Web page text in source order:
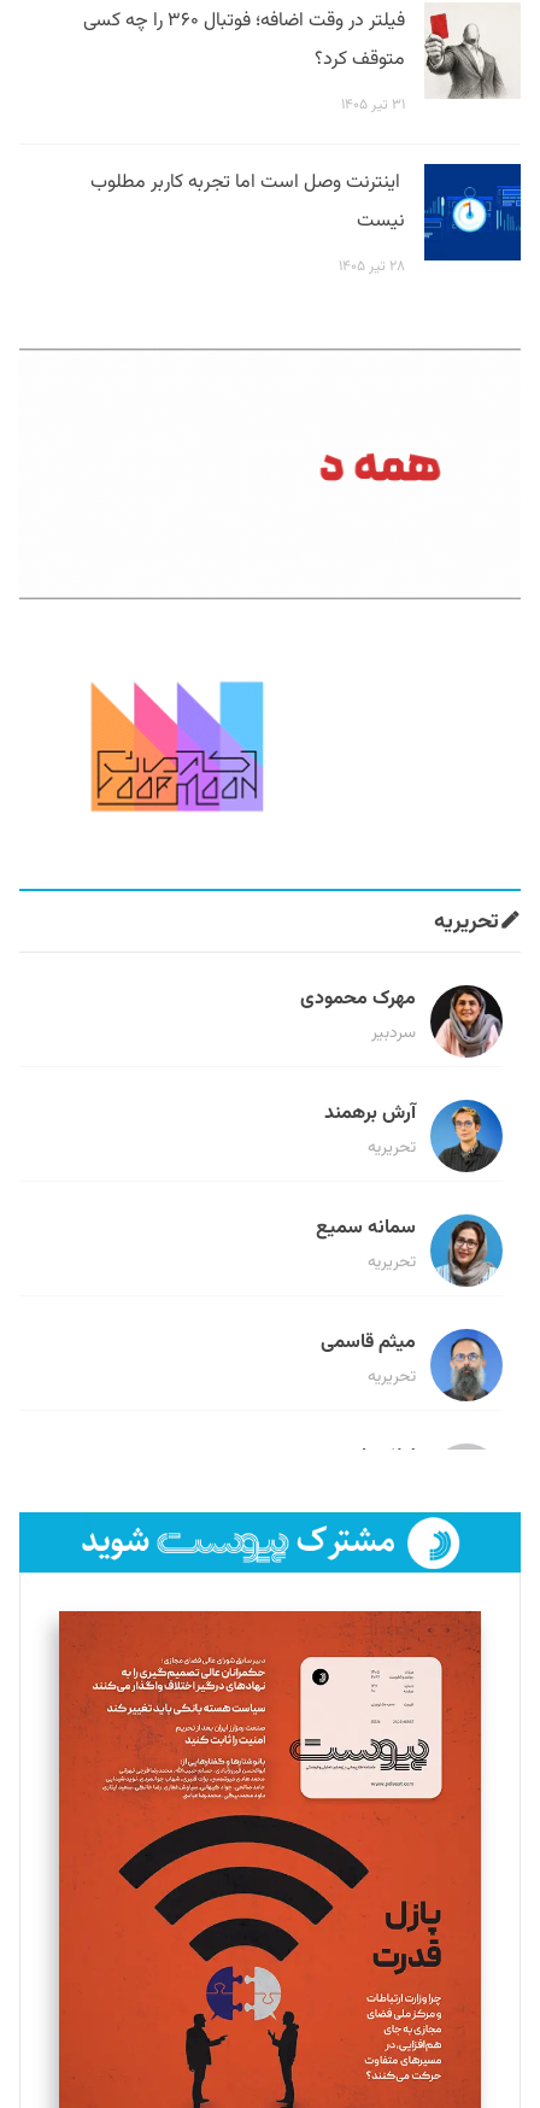
فیلتر در وقت اضافه؛ فوتبال ۳۶۰ را چه کسی
متوقف کرد؟
۳۱ تیر ۱۴۰۵
اینترنت وصل است اما تجربه کاربر مطلوب
نیست
۲۸ تیر ۱۴۰۵
تحریریه
مهرک محمودی
سردبیر
آرش برهمند
تحریریه
سمانه سمیع
تحریریه
میثم قاسمی
تحریریه
لیلا حنارود
فائزه فتحی رستمی
تحریریه
سروش کرمیان
تحریریه
مینا پاکدل
یسنا امان‌پور
تحریریه
ملینا جعفری
تحریریه